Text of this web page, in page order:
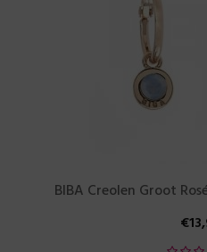
BIBA Creolen Groot
€